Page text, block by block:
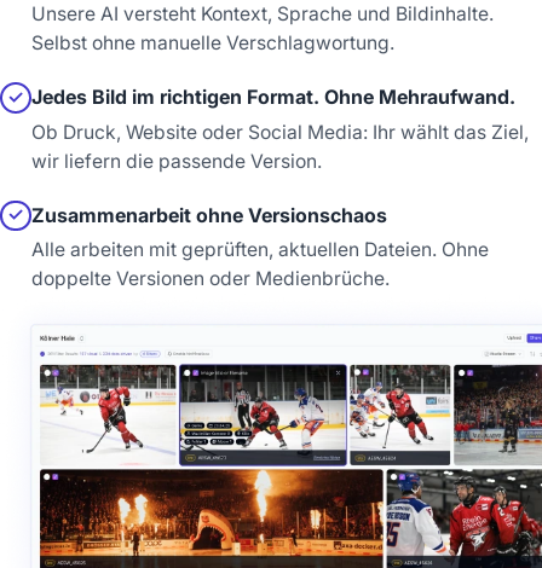
Unsere AI versteht Kontext, Sprache und Bildinhalte.
Selbst ohne manuelle Verschlagwortung.
✓ Jedes Bild im richtigen Format. Ohne Mehraufwand.
Ob Druck, Website oder Social Media: Ihr wählt das Ziel,
wir liefern die passende Version.
✓ Zusammenarbeit ohne Versionschaos
Alle arbeiten mit geprüften, aktuellen Dateien. Ohne
doppelte Versionen oder Medienbrüche.